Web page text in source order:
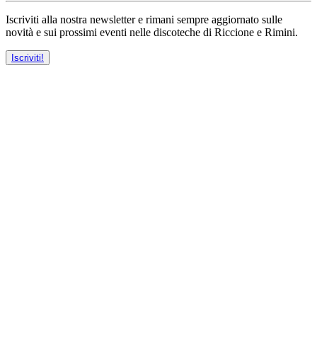
Iscriviti alla nostra newsletter e rimani sempre aggiornato sulle
novità e sui prossimi eventi nelle discoteche di Riccione e Rimini.
Iscriviti!